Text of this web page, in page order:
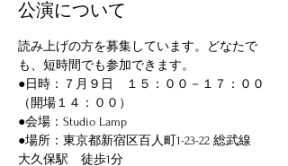
公演について
読み上げの方を募集しています。どなたで
も、短時間でも参加できます。
●日時：７月９日　１５：００－１７：００
（開場１４：００）
●会場：Studio Lamp
●場所：東京都新宿区百人町1-23-22 総武線
大久保駅　徒歩1分